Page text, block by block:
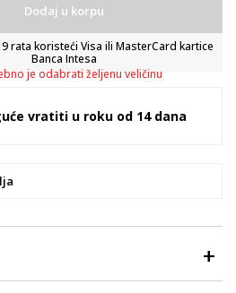
Dodaj u korpu
rata koristeći Visa ili MasterCard kartice
Banca Intesa
je odabrati željenu veličinu
vratiti u roku od 14 dana